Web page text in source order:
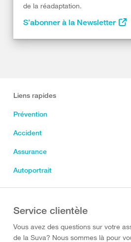
de la réadaptation.
S’abonner à la Newsletter
Liens rapides
Prévention
Accident
Assurance
Autoportrait
Service clientèle
Vous avez des questions sur votre
de la Suva? Nous sommes là pour